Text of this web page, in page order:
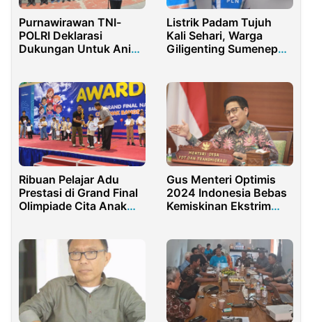
Purnawirawan TNI-
POLRI Deklarasi
Dukungan Untuk Anies
Listrik Padam Tujuh
Kali Sehari, Warga
Giligenting Sumenep
Ribuan Pelajar Adu
Prestasi di Grand Final
Olimpiade Cita Anak
Gus Menteri Optimis
2024 Indonesia Bebas
Kemiskinan Ekstrim